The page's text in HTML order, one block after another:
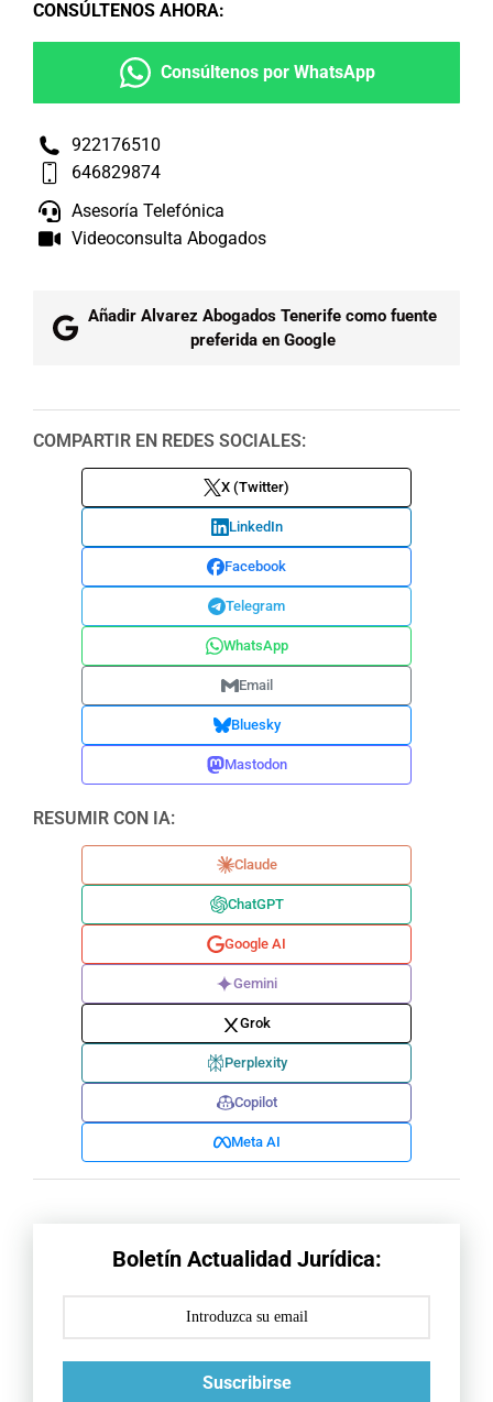
CONSÚLTENOS AHORA:
Consúltenos por WhatsApp
922176510
646829874
Asesoría Telefónica
Videoconsulta Abogados
Añadir Alvarez Abogados Tenerife como fuente
preferida en Google
COMPARTIR EN REDES SOCIALES:
X (Twitter)
LinkedIn
Facebook
Telegram
WhatsApp
Email
Bluesky
Mastodon
RESUMIR CON IA:
Claude
ChatGPT
Google AI
Gemini
Grok
Perplexity
Copilot
Meta AI
Boletín Actualidad Jurídica:
Suscribirse